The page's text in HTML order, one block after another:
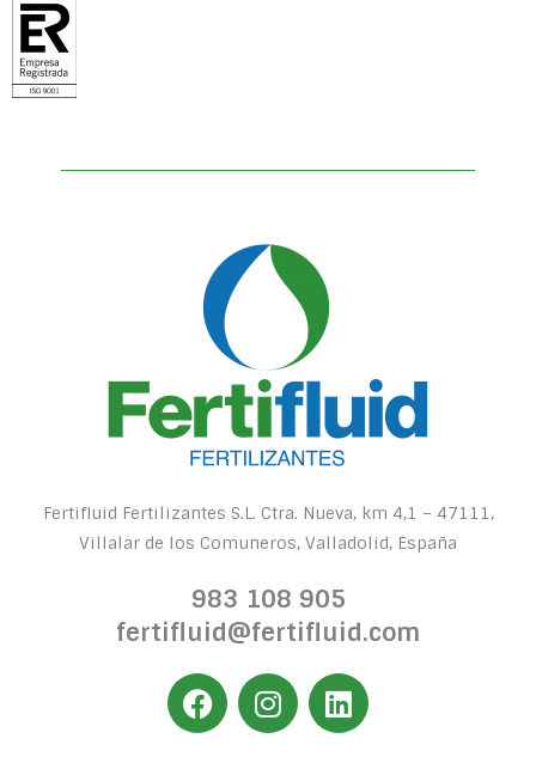
Fertifluid Fertilizantes S.L. Ctra. Nueva, km 4,1 – 47111,
Villalar de los Comuneros, Valladolid, España
983 108 905
fertifluid@fertifluid.com